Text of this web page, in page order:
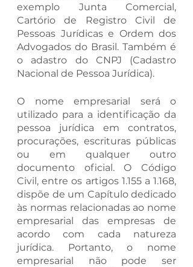
exemplo Junta Comercial,
Cartório de Registro Civil de
Pessoas Jurídicas e Ordem dos
Advogados do Brasil. Também é
o adastro do CNPJ (Cadastro
Nacional de Pessoa Jurídica).
O nome empresarial será o
utilizado para a identificação da
pessoa jurídica em contratos,
procurações, escrituras públicas
ou em qualquer outro
documento oficial. O Código
Civil, entre os artigos 1.155 a 1.168,
dispõe de um Capítulo dedicado
às normas relacionadas ao nome
empresarial das empresas de
acordo com cada natureza
jurídica. Portanto, o nome
empresarial não pode ser